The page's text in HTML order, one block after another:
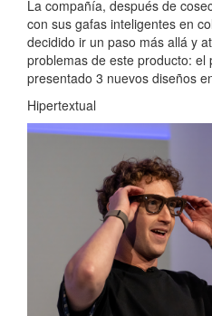
La compañía, después de
con sus gafas inteligentes en
decidido ir un paso más allá y
problemas de este producto: el
presentado 3 nuevos diseños
Hipertextual